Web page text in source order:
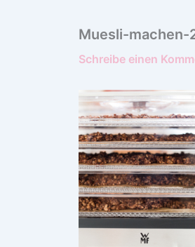
Muesli-machen-
Schreibe einen